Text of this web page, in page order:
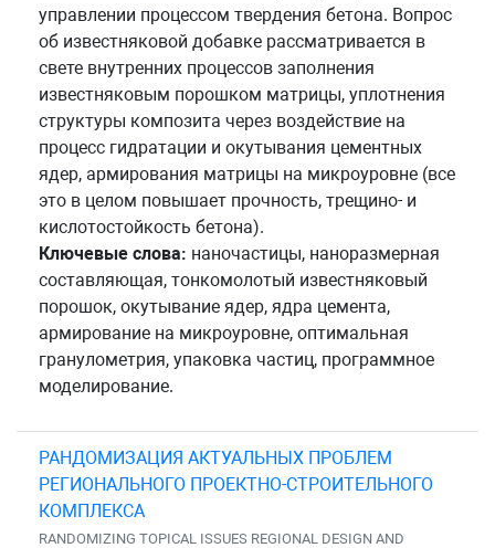
управлении процессом твердения бетона. Вопрос
об известняковой добавке рассматривается в
свете внутренних процессов заполнения
известняковым порошком матрицы, уплотнения
структуры композита через воздействие на
процесс гидратации и окутывания цементных
ядер, армирования матрицы на микроуровне (все
это в целом повышает прочность, трещино- и
кислотостойкость бетона).
Ключевые слова: наночастицы, наноразмерная
составляющая, тонкомолотый известняковый
порошок, окутывание ядер, ядра цемента,
армирование на микроуровне, оптимальная
гранулометрия, упаковка частиц, программное
моделирование.
РАНДОМИЗАЦИЯ АКТУАЛЬНЫХ ПРОБЛЕМ
РЕГИОНАЛЬНОГО ПРОЕКТНО-СТРОИТЕЛЬНОГО
КОМПЛЕКСА
RANDOMIZING TOPICAL ISSUES REGIONAL DESIGN AND